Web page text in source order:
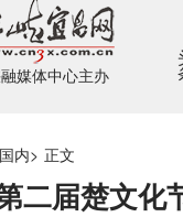
媒体中心主办
国内> 正文
二届楚文化